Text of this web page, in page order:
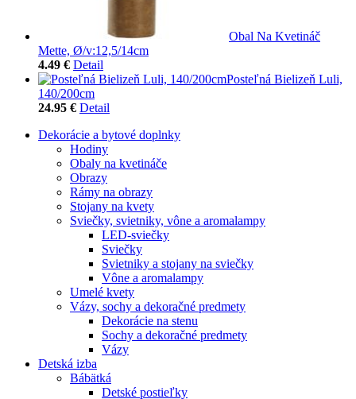
Obal Na Kvetináč
Mette, Ø/v:12,5/14cm
4.49 € Detail
Posteľná Bielizeň Luli,
140/200cm
24.95 € Detail
Dekorácie a bytové doplnky
Hodiny
Obaly na kvetináče
Obrazy
Rámy na obrazy
Stojany na kvety
Sviečky, svietniky, vône a aromalampy
LED-sviečky
Sviečky
Svietniky a stojany na sviečky
Vône a aromalampy
Umelé kvety
Vázy, sochy a dekoračné predmety
Dekorácie na stenu
Sochy a dekoračné predmety
Vázy
Detská izba
Bábätká
Detské postieľky